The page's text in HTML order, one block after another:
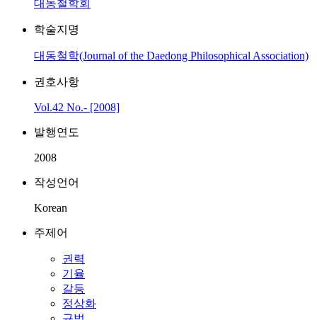
대동철학회
학술지명
대동철학(Journal of the Daedong Philosophical Association)
권호사항
Vol.42 No.- [2008]
발행연도
2008
작성언어
Korean
주제어
권력
기율
갈등
정상화